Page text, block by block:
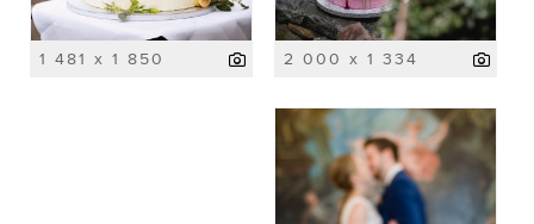
1 481 x 1 850 2 000 x 1 334